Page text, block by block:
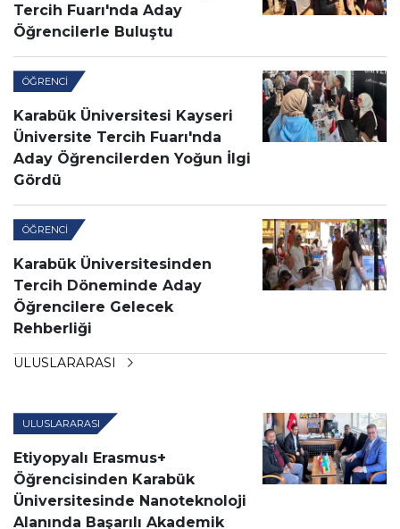
Tercih Fuarı'nda Aday
Öğrencilerle Buluştu
ÖĞRENCI
Karabük Üniversitesi Kayseri
Üniversite Tercih Fuarı'nda
Aday Öğrencilerden Yoğun İlgi
Gördü
ÖĞRENCI
Karabük Üniversitesinden
Tercih Döneminde Aday
Öğrencilere Gelecek
Rehberliği
ULUSLARARASI
ULUSLARARASI
Etiyopyalı Erasmus+
Öğrencisinden Karabük
Üniversitesinde Nanoteknoloji
Alanında Başarılı Akademik